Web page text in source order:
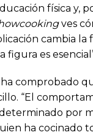
física y,
ves
cambia la
figura es
comprobado
“El
por
ha cocinado